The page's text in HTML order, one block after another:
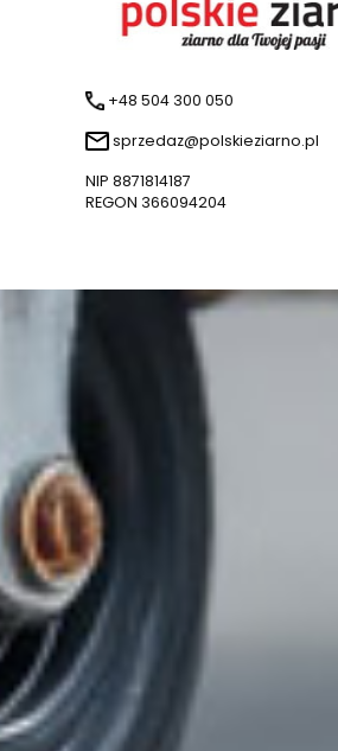
+48 504 300 050
sprzedaz@polskieziarno.pl
NIP 8871814187
REGON 366094204